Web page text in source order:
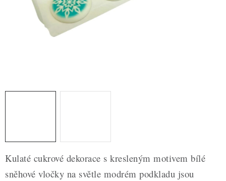
TÉMATICKÉ PRODUKTY
Hodnocení obchodu
Blog
Moje objednávka
Podmínky ochrany osobních údajů
Kulaté cukrové dekorace s kresleným motivem bílé
sněhové vločky na světle modrém podkladu jsou